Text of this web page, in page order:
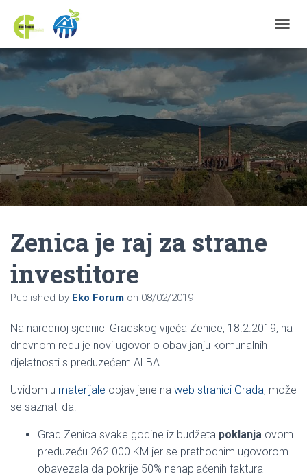
Zenica je raj za strane
investitore
Published by Eko Forum on 08/02/2019
Na narednoj sjednici Gradskog vijeća Zenice, 18.2.2019, na
dnevnom redu je novi ugovor o obavljanju komunalnih
djelatnosti s preduzećem ALBA.
Uvidom u materijale objavljene na web stranici Grada, može
se saznati da:
Grad Zenica svake godine iz budžeta poklanja ovom
preduzeću 262.000 KM jer se prethodnim ugovorom
obavezala da pokrije 50% nenaplaćenih faktura